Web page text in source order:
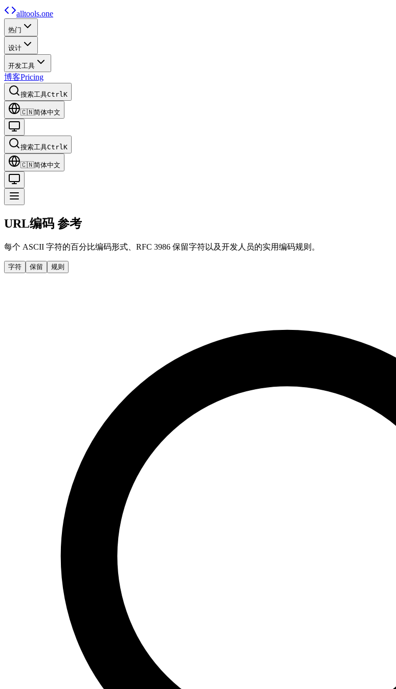
alltools.one
热门
设计
开发工具
博客Pricing
搜索工具CtrlK
🇨🇳简体中文
搜索工具CtrlK
🇨🇳简体中文
URL编码 参考
每个 ASCII 字符的百分比编码形式、RFC 3986 保留字符以及开发人员的实用编码规则。
字符 保留 规则